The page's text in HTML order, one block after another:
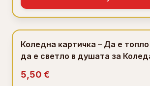
Коледна картичка – Да е
да е светло в душата за
5,50 €